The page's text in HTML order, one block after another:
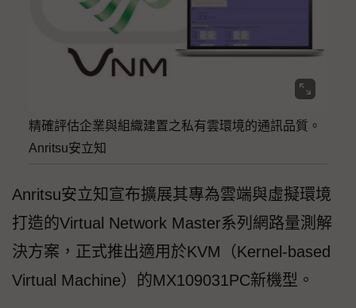
精確評估企業與組織建置之私有雲環境的通訊品質。
Anritsu安立知
Anritsu安立知宣布擴展其專為雲端與虛擬環境
打造的Virtual Network Master系列網路量測解
決方案，正式推出適用於KVM（Kernel-based
Virtual Machine）的MX109031PC新機型。